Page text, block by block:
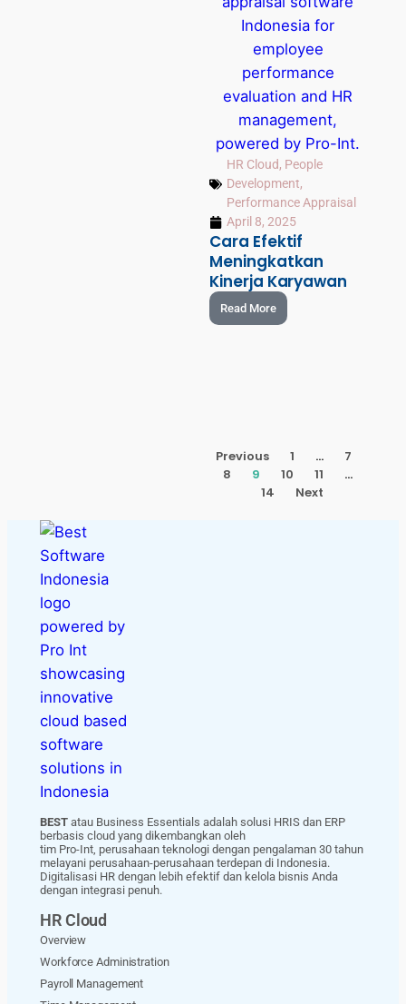
HR Cloud, People
Development,
Performance Appraisal
April 8, 2025
Cara Efektif
Meningkatkan
Kinerja Karyawan
Read More
Previous 1 …
7
8
9 10 11
…
14
Next
BEST atau Business Essentials adalah solusi HRIS dan ERP
berbasis cloud yang dikembangkan oleh
tim Pro-Int, perusahaan teknologi dengan pengalaman 30 tahun
melayani perusahaan-perusahaan terdepan di Indonesia.
Digitalisasi HR dengan lebih efektif dan kelola bisnis Anda
dengan integrasi penuh.
HR Cloud
Overview
Workforce Administration
Payroll Management